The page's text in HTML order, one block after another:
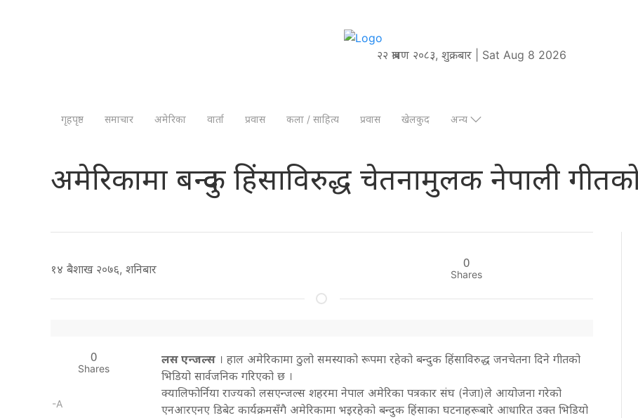
२२ श्रावण २०८३, शुक्रबार | Sat Aug 8 2026
गृहपृष्ठ समाचार अमेरिका वार्ता प्रवास कला / साहित्य प्रवास खेलकुद अन्य
अमेरिकामा बन्दुक हिंसाविरुद्ध चेतनामुलक नेपाली
१४ बैशाख २०७६, शनिबार 0
Shares
0
Shares
-A
लस एन्जल्स। हाल अमेरिकामा ठुलो समस्याको रूपमा रहेको बन्दुक हिंसाविरुद्ध जनचेतना दिने गीतको
भिडियो सार्वजनिक गरिएको छ ।
क्यालिफोर्निया राज्यको लसएन्जल्स शहरमा नेपाल अमेरिका पत्रकार संघ (नेजा)ले आयोजना गरेको
एनआरएनए डिबेट कार्यक्रमसँगै अमेरिकामा भइरहेको बन्दुक हिंसाका घटनाहरूबारे आधारित उक्त भिडियो